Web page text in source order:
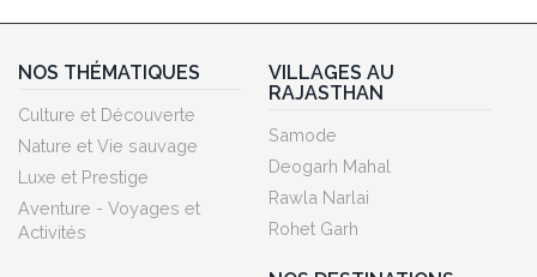
NOS THÉMATIQUES
Culture et Découverte
Nature et Vie sauvage
Luxe et Prestige
Aventure - Voyages et
Activités
VILLAGES AU
RAJASTHAN
Samode
Deogarh Mahal
Rawla Narlai
Rohet Garh